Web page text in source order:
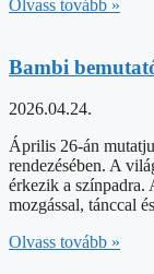
Olvass tovább »
Bambi
2026.04.24.
Április 26-án
rendezésében. A
érkezik a színpadra.
mozgással, tánccal
Olvass tovább »